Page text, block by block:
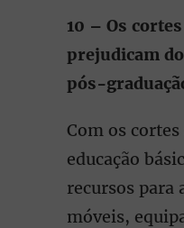
10 – Os
prejudicam
pós-
Com os
educação
recursos para
móveis,